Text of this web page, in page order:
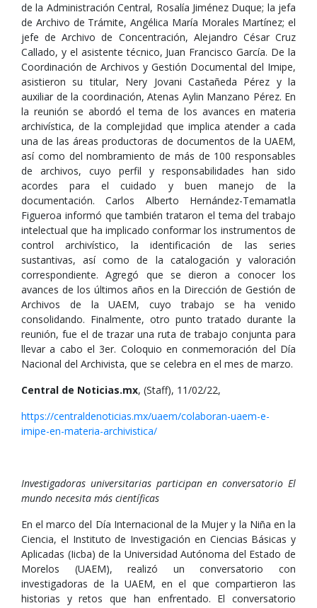
de la Administración Central, Rosalía Jiménez Duque; la jefa
de Archivo de Trámite, Angélica María Morales Martínez; el
jefe de Archivo de Concentración, Alejandro César Cruz
Callado, y el asistente técnico, Juan Francisco García. De la
Coordinación de Archivos y Gestión Documental del Imipe,
asistieron su titular, Nery Jovani Castañeda Pérez y la
auxiliar de la coordinación, Atenas Aylin Manzano Pérez. En
la reunión se abordó el tema de los avances en materia
archivística, de la complejidad que implica atender a cada
una de las áreas productoras de documentos de la UAEM,
así como del nombramiento de más de 100 responsables
de archivos, cuyo perfil y responsabilidades han sido
acordes para el cuidado y buen manejo de la
documentación. Carlos Alberto Hernández-Temamatla
Figueroa informó que también trataron el tema del trabajo
intelectual que ha implicado conformar los instrumentos de
control archivístico, la identificación de las series
sustantivas, así como de la catalogación y valoración
correspondiente. Agregó que se dieron a conocer los
avances de los últimos años en la Dirección de Gestión de
Archivos de la UAEM, cuyo trabajo se ha venido
consolidando. Finalmente, otro punto tratado durante la
reunión, fue el de trazar una ruta de trabajo conjunta para
llevar a cabo el 3er. Coloquio en conmemoración del Día
Nacional del Archivista, que se celebra en el mes de marzo.
Central de Noticias.mx, (Staff), 11/02/22,
https://centraldenoticias.mx/uaem/colaboran-uaem-e-
imipe-en-materia-archivistica/
Investigadoras universitarias participan en conversatorio El
mundo necesita más científicas
En el marco del Día Internacional de la Mujer y la Niña en la
Ciencia, el Instituto de Investigación en Ciencias Básicas y
Aplicadas (Iicba) de la Universidad Autónoma del Estado de
Morelos (UAEM), realizó un conversatorio con
investigadoras de la UAEM, en el que compartieron las
historias y retos que han enfrentado. El conversatorio